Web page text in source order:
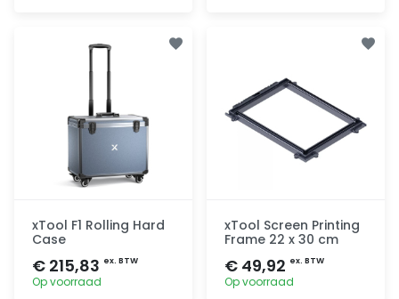
xTool F1 Rolling Hard
Case
€ 215,83 ex. BTW
Op voorraad
xTool Screen Printing
Frame 22 x 30 cm
€ 49,92 ex. BTW
Op voorraad